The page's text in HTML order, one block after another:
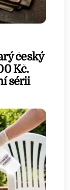
český
Kč.
sérii